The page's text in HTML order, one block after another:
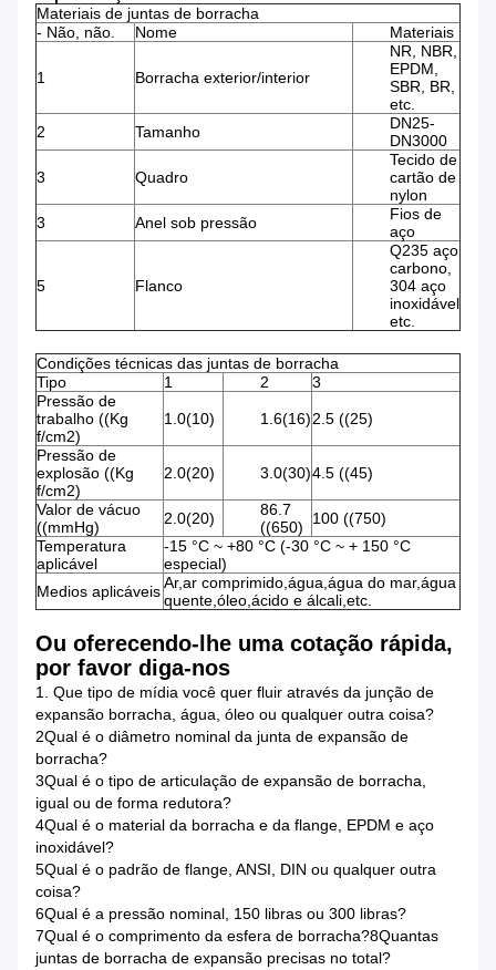
Materiais de juntas de borracha
- Não, não.
Nome Materiais
1 Borracha exterior/interior
NR, NBR,
EPDM,
SBR, BR,
etc.
2
Tamanho
DN25-
DN3000
3 Quadro
Tecido de
cartão de
nylon
3
Anel sob pressão
Fios de
aço
5 Flanco
Q235 aço
carbono,
304 aço
inoxidável
etc.
Condições técnicas das juntas de borracha
Tipo
1 2
3
Pressão de
trabalho ((Kg
f/cm2)
1.0(10) 1.6(16)2.5 ((25)
Pressão de
explosão ((Kg
f/cm2)
2.0(20) 3.0(30)4.5 ((45)
Valor de vácuo
((mmHg)
2.0(20)
86.7
((650)
100 ((750)
Temperatura
aplicável
-15 °C ~ +80 °C (-30 °C ~ + 150 °C
especial)
Medios aplicáveisAr,ar comprimido,água,água do mar,água
quente,óleo,ácido e álcali,etc.
Ou oferecendo-lhe uma cotação rápida,
por favor diga-nos
1. Que tipo de mídia você quer fluir através da junção de
expansão borracha, água, óleo ou qualquer outra coisa?
2Qual é o diâmetro nominal da junta de expansão de
borracha?
3Qual é o tipo de articulação de expansão de borracha,
igual ou de forma redutora?
4Qual é o material da borracha e da flange, EPDM e aço
inoxidável?
5Qual é o padrão de flange, ANSI, DIN ou qualquer outra
coisa?
6Qual é a pressão nominal, 150 libras ou 300 libras?
7Qual é o comprimento da esfera de borracha?8Quantas
juntas de borracha de expansão precisas no total?